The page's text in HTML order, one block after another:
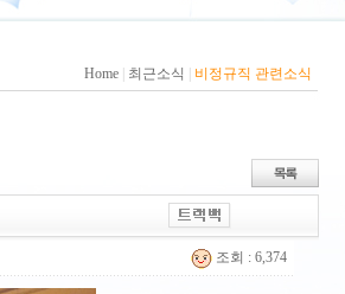
Home 최근소식 비정규직 관련소식
조회 : 6,374